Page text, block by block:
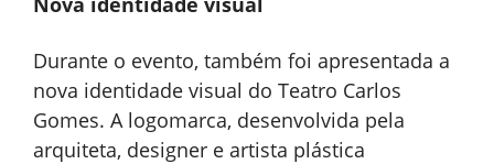
Durante o evento, também foi apresentada a
nova identidade visual do Teatro Carlos
Gomes. A logomarca, desenvolvida pela
arquiteta, designer e artista plástica